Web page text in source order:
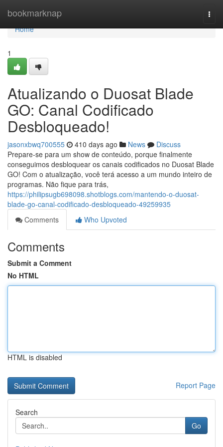
bookmarknap
Home
Home
1
Atualizando o Duosat Blade
GO: Canal Codificado
Desbloqueado!
jasonxbwq700555 410 days ago News
Discuss
Prepare-se para um show de conteúdo, porque finalmente
conseguimos desbloquear os canais codificados no Duosat Blade
GO! Com o atualização, você terá acesso a um mundo inteiro de
programas. Não fique para trás,
https://philipsugb698098.shotblogs.com/mantendo-o-duosat-
blade-go-canal-codificado-desbloqueado-49259935
Comments
Who Upvoted
Comments
Submit a Comment
No HTML
HTML is disabled
Report Page
Search
Go